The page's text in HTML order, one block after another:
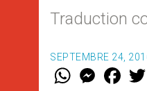
Traduction
SEPTEMBRE 24,
W M
e
F
a